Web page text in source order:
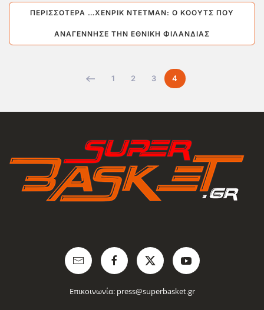
ΠΕΡΙΣΣΌΤΕΡΑ …ΧΈΝΡΙΚ ΝΤΈΤΜΑΝ: Ο ΚΌΟΥΤΣ ΠΟΥ
ΑΝΑΓΈΝΝΗΣΕ ΤΗΝ ΕΘΝΙΚΉ ΦΙΛΑΝΔΊΑΣ
1 2 3 4
Επικοινωνία: press@superbasket.gr